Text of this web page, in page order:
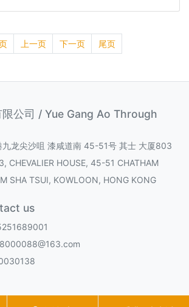
上一页 下一页 尾页
公司 / Yue Gang Ao Through
九龙尖沙咀 漆咸道南 45-51号 其士 大厦803
CHEVALIER HOUSE, 45-51 CHATHAM
SHA TSUI, KOWLOON, HONG KONG
us